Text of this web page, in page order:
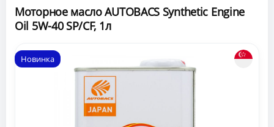
Моторное масло AUTOBACS Synthetic Engine
Oil 5W-40 SP/CF, 1л
Новинка